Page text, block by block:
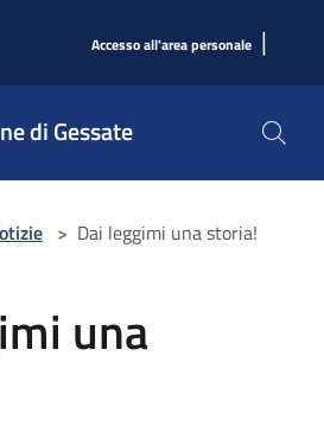
Accesso all'area personale |
di Gessate
> Dai leggimi una storia!
una